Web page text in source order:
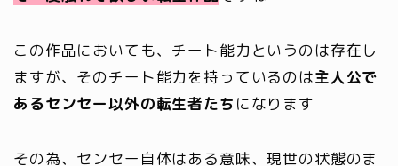
この作品においても、チート能力というのは存在し
ますが、そのチート能力を持っているのは主人公で
あるセンセー以外の転生者たち になります
その為、センセー自体はある意味、現世の状態のま